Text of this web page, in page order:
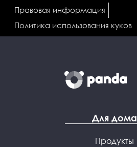
Правовая информация
Политика использования куков
Для дома
Продукты